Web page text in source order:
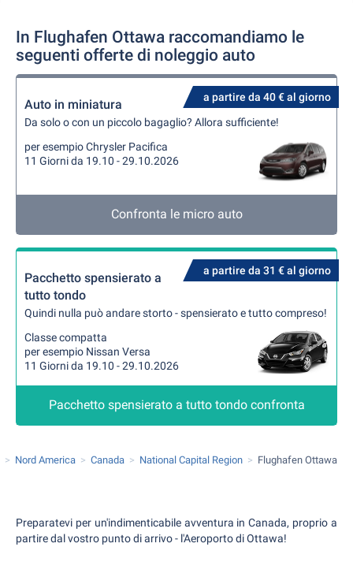
In Flughafen Ottawa raccomandiamo le
seguenti offerte di noleggio auto
a partire da 40 € al giorno
Auto in miniatura
Da solo o con un piccolo bagaglio? Allora sufficiente!
per esempio Chrysler Pacifica
11 Giorni da 19.10 - 29.10.2026
Confronta le micro auto
a partire da 31 € al giorno
Pacchetto spensierato a
tutto tondo
Quindi nulla può andare storto - spensierato e tutto compreso!
Classe compatta
per esempio Nissan Versa
11 Giorni da 19.10 - 29.10.2026
Pacchetto spensierato a tutto tondo confronta
Nord America Canada National Capital Region Flughafen Ottawa
Preparatevi per un'indimenticabile avventura in Canada, proprio a
partire dal vostro punto di arrivo - l'Aeroporto di Ottawa!